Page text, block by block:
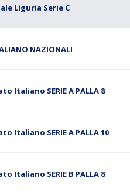
Liguria Serie C
NAZIONALI
Italiano SERIE A PALLA 8
Italiano SERIE A PALLA 10
Italiano SERIE B PALLA 8